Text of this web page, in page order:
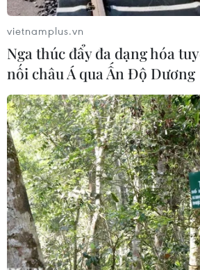
Triển lãm sách, ảnh về Việt
qua góc nhìn báo chí
02/11/2017 12:42
Triển lãm trưng bày 475 ấn phẩm
sách viết về đất nước, con người
240 bức ảnh về quan hệ ngoại
vietnamplus.vn
Nga thúc đẩy đa dạng hóa
nối châu Á qua Ấn Độ Dương